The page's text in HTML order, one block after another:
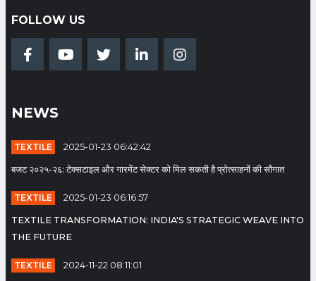
future
Date: 2024-02-13 05:39:16 |
Category: Textile
Date: 2023-07-24 05:58:36 |
Category: Textile
सूरत : फोस्टा के कैलाश हाकिम अध्यक्ष,
FOLLOW US
NEWS
TEXTILE 2025-01-23 06:42:42
बजट २०२५-२६: टेक्सटाइल और गारमेंट सेक्टर को मिल सकती है प्रोत्साहनों की सौगात
TEXTILE 2025-01-23 06:16:57
TEXTILE TRANSFORMATION: INDIA'S STRATEGIC WEAVE INTO
THE FUTURE
TEXTILE 2024-11-22 08:11:01